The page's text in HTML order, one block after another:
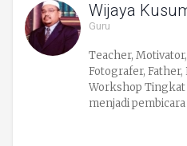
Wijaya
Guru
Teacher,
Fotografer, Father,
Workshop Tingkat
menjadi